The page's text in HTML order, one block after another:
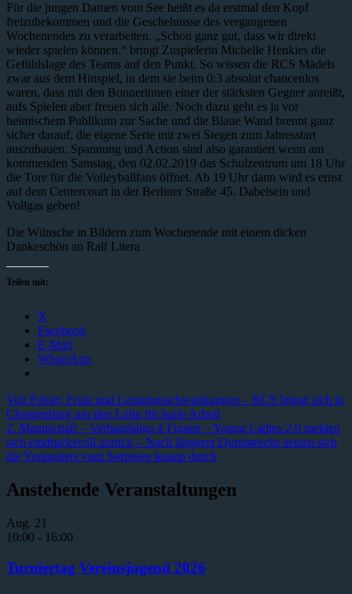
Für die jungen Damen vom See heißt es da erstmal den Kopf
freizubekommen und die Geschehnisse des vergangenen
Wochenendes zu verarbeiten. „Schon ganz gut, dass wir direkt
wieder spielen können.“ bringt Zuspielerin Michelle Henkies die
Gefühlslage des Teams auf den Punkt. So wissen die RCS Mädels
zwar aus dem Hinspiel, in dem sie beim 0:3 absolut chancenlos
waren, dass mit den Bonnerinnen einer der stärksten Gegner anreißt,
aufs Spielen aber freuen sich alle. Noch dazu geht es ja vor
heimischem Publikum zur Sache und die Blaue Wand brennt ganz
sicher darauf, die eigene Serie mit zwei Siegen zum Jahresstart
auszubauen. Spannung und Action sind also garantiert wenn am
kommenden Samstag, den 02.02.2019 das Schulzentrum um 18 Uhr
die Tore für die Volleyballfans öffnet. Ab 19 Uhr dann wird es ernst
auf dem Centercourt in der Berliner Straße 45. Dabeisein und
Vollgas geben!
Die Wünsche in Bildern zum Wochenende mit einem dicken
Dankeschön an Ralf Litera
Teilen mit:
X
Facebook
E-Mail
WhatsApp
Von Fehler, Frust und Leistungsschwankungen – RCS bringt sich in
Cloppenburg um den Lohn für harte Arbeit
2. Mannschaft – Verbandsliga 4 Frauen – Young Ladies 2.0 melden
sich eindrucksvoll zurück – Nach längerer Durststrecke setzen sich
die Youngsters vom Sorpesee knapp durch
Anstehende Veranstaltungen
Aug. 21
10:00 - 16:00
Turniertag Vereinsjugend 2026